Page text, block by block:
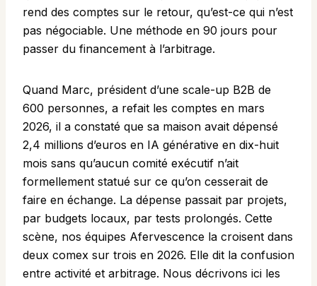
rend des comptes sur le retour, qu’est-ce qui n’est
pas négociable. Une méthode en 90 jours pour
passer du financement à l’arbitrage.
Quand Marc, président d’une scale-up B2B de
600 personnes, a refait les comptes en mars
2026, il a constaté que sa maison avait dépensé
2,4 millions d’euros en IA générative en dix-huit
mois sans qu’aucun comité exécutif n’ait
formellement statué sur ce qu’on cesserait de
faire en échange. La dépense passait par projets,
par budgets locaux, par tests prolongés. Cette
scène, nos équipes Afervescence la croisent dans
deux comex sur trois en 2026. Elle dit la confusion
entre activité et arbitrage. Nous décrivons ici les